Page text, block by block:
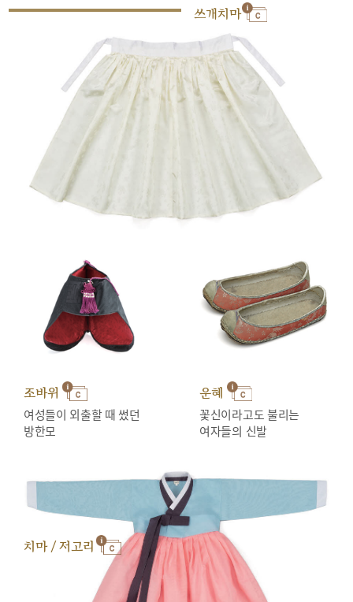
쓰개치마
조바위
여성들이 외출할 때 썼던
방한모
운혜
꽃신이라고도 불리는
여자들의 신발
치마 / 저고리